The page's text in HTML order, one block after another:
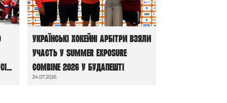
Українські хокейні арбітри взяли
участь у Summer Exposure
Combine 2026 у Будапешті
24.07.2026